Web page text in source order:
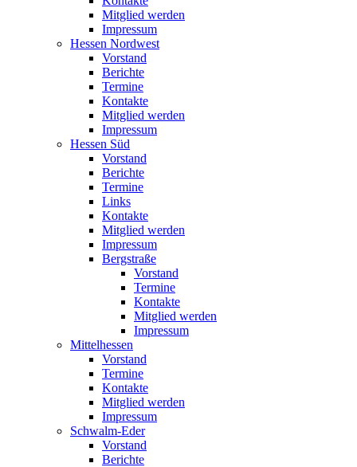
Mitglied werden
Impressum
Hessen Nordwest
Vorstand
Berichte
Termine
Kontakte
Mitglied werden
Impressum
Hessen Süd
Vorstand
Berichte
Termine
Links
Kontakte
Mitglied werden
Impressum
Bergstraße
Vorstand
Termine
Kontakte
Mitglied werden
Impressum
Mittelhessen
Vorstand
Termine
Kontakte
Mitglied werden
Impressum
Schwalm-Eder
Vorstand
Berichte